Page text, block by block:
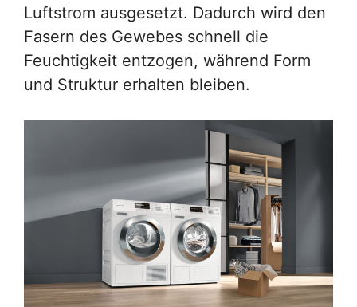
Luftstrom ausgesetzt. Dadurch wird den
Fasern des Gewebes schnell die
Feuchtigkeit entzogen, während Form
und Struktur erhalten bleiben.